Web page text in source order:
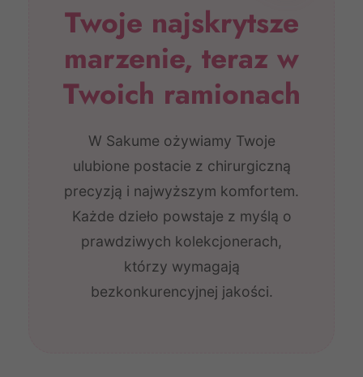
Twoje najskrytsze
marzenie, teraz w
Twoich ramionach
W Sakume ożywiamy Twoje
ulubione postacie z chirurgiczną
precyzją i najwyższym komfortem.
Każde dzieło powstaje z myślą o
prawdziwych kolekcjonerach,
którzy wymagają
bezkonkurencyjnej jakości.